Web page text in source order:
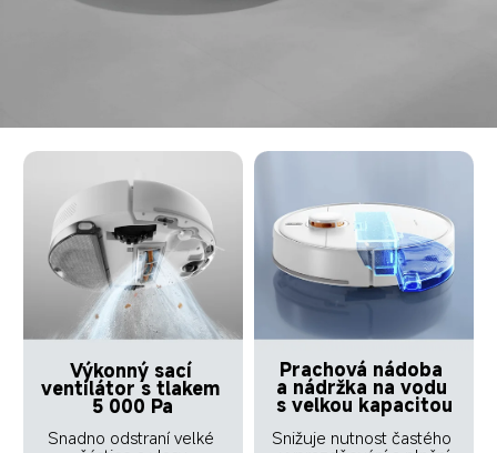
Výkonný sací
ventilátor s tlakem
5 000 Pa
Snadno odstraní velké
Prachová nádoba
a nádržka na vodu
s velkou kapacitou
Snižuje nutnost častého